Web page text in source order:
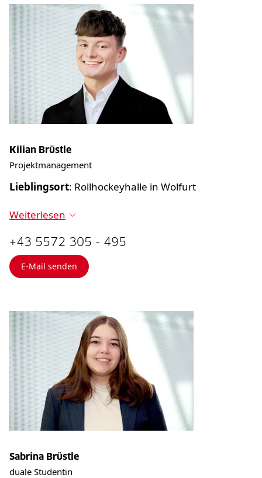
Kilian Brüstle
Projektmanagement
Lieblingsort: Rollhockeyhalle in Wolfurt
Weiterlesen
+43 5572 305 - 495
E-Mail senden
Sabrina Brüstle
duale Studentin